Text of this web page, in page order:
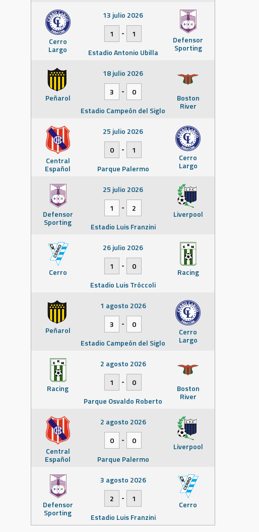
Cerro
Largo
Defensor
Sporting
13 julio 2026
1
-
1
Estadio Antonio Ubilla
Peñarol Boston
River
18 julio 2026
3
-
0
Estadio Campeón del Siglo
Central
Español
Cerro
Largo
25 julio 2026
0
-
1
Parque Palermo
Defensor
Sporting
Liverpool
25 julio 2026
1
-
2
Estadio Luis Franzini
Cerro Racing
26 julio 2026
1
-
0
Estadio Luis Tróccoli
Peñarol Cerro
Largo
1 agosto 2026
3
-
0
Estadio Campeón del Siglo
Racing Boston
River
2 agosto 2026
1
-
0
Parque Osvaldo Roberto
Central
Español
Liverpool
2 agosto 2026
0
-
0
Parque Palermo
Defensor
Sporting
Cerro
3 agosto 2026
2
-
1
Estadio Luis Franzini